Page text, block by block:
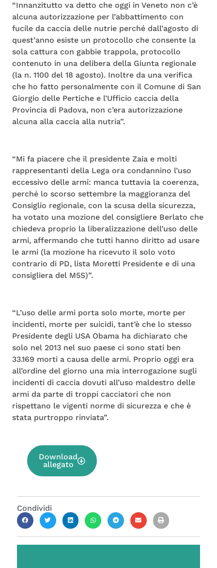
“Innanzitutto va detto che oggi in Veneto non c’è
alcuna autorizzazione per l’abbattimento con
fucile da caccia delle nutrie perché dall’agosto di
quest’anno esiste un protocollo che consente la
sola cattura con gabbie trappola, protocollo
contenuto in una delibera della Giunta regionale
(la n. 1100 del 18 agosto). Inoltre da una verifica
che ho fatto personalmente con il Comune di San
Giorgio delle Pertiche e l’Ufficio caccia della
Provincia di Padova, non c’era autorizzazione
alcuna alla caccia alla nutria”.
“Mi fa piacere che il presidente Zaia e molti
rappresentanti della Lega ora condannino l’uso
eccessivo delle armi: manca tuttavia la coerenza,
perché lo scorso settembre la maggioranza del
Consiglio regionale, con la scusa della sicurezza,
ha votato una mozione del consigliere Berlato che
chiedeva proprio la liberalizzazione dell’uso delle
armi, affermando che tutti hanno diritto ad usare
le armi (la mozione ha ricevuto il solo voto
contrario di PD, lista Moretti Presidente e di una
consigliera del M5S)”.
“L’uso delle armi porta solo morte, morte per
incidenti, morte per suicidi, tant’è che lo stesso
Presidente degli USA Obama ha dichiarato che
solo nel 2013 nel suo paese ci sono stati ben
33.169 morti a causa delle armi. Proprio oggi era
all’ordine del giorno una mia interrogazione sugli
incidenti di caccia dovuti all’uso maldestro delle
armi da parte di troppi cacciatori che non
rispettano le vigenti norme di sicurezza e che è
stata purtroppo rinviata”.
Download
allegato
Condividi